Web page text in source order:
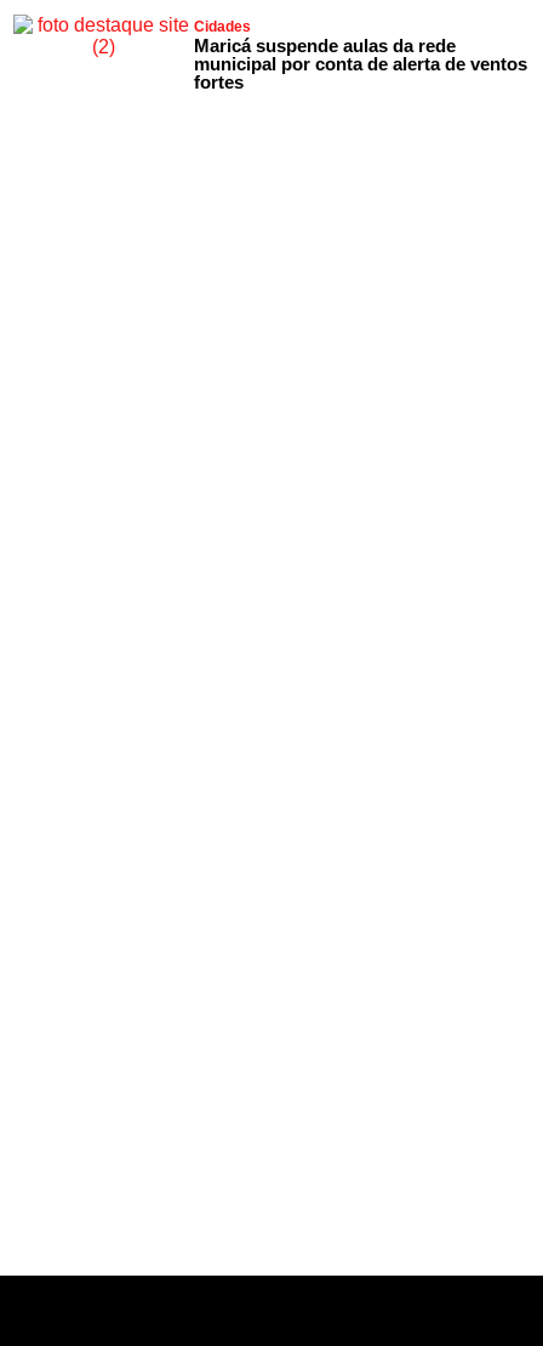
Cidades
Maricá suspende aulas da rede
municipal por conta de alerta de ventos
fortes